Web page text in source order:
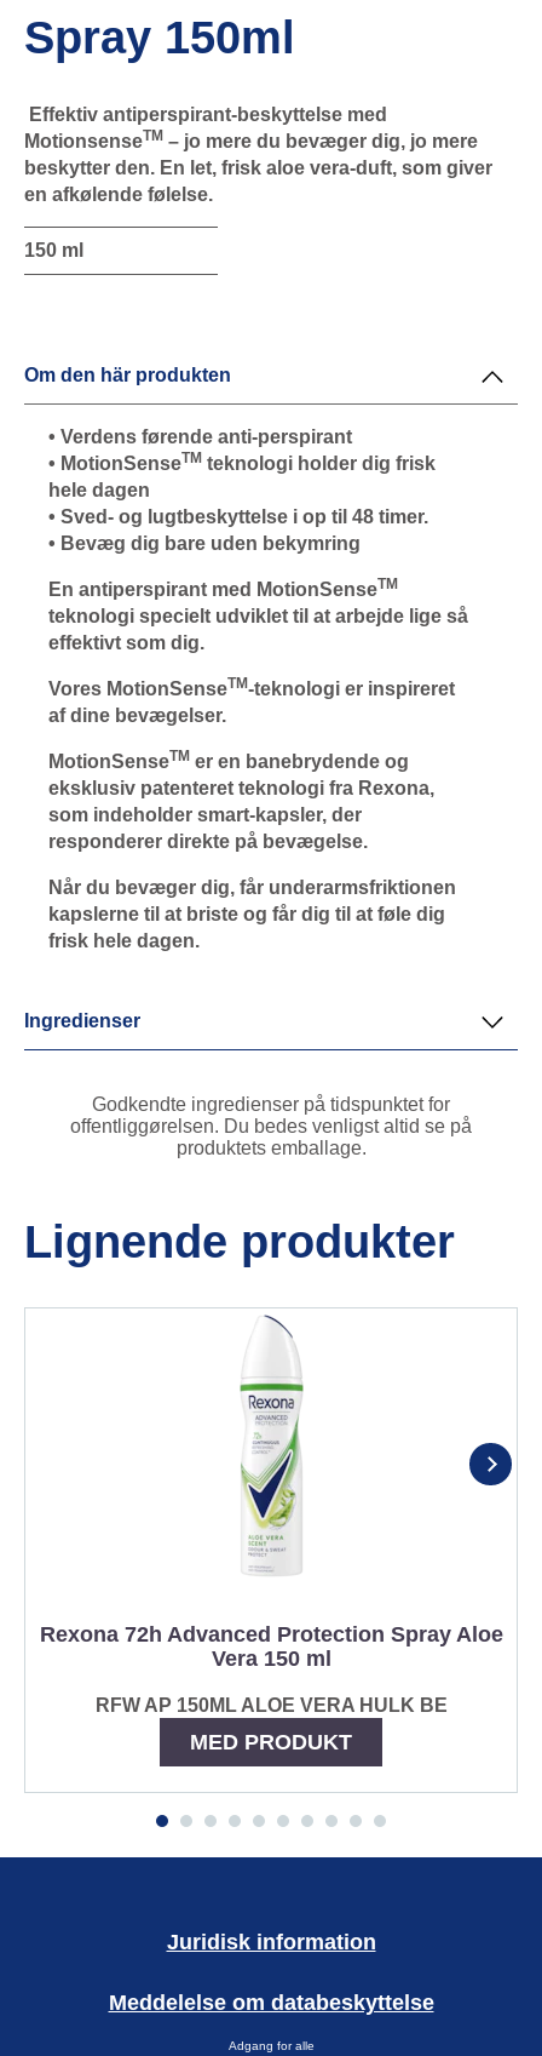
Spray 150ml
Effektiv antiperspirant-beskyttelse med
MotionsenseTM – jo mere du bevæger dig, jo mere
beskytter den. En let, frisk aloe vera-duft, som giver
en afkølende følelse.
150 ml
Om den här produkten
• Verdens førende anti-perspirant
• MotionSenseTM teknologi holder dig frisk
hele dagen
• Sved- og lugtbeskyttelse i op til 48 timer.
• Bevæg dig bare uden bekymring
En antiperspirant med MotionSenseTM
teknologi specielt udviklet til at arbejde lige så
effektivt som dig.
Vores MotionSenseTM-teknologi er inspireret
af dine bevægelser.
MotionSenseTM er en banebrydende og
eksklusiv patenteret teknologi fra Rexona,
som indeholder smart-kapsler, der
responderer direkte på bevægelse.
Når du bevæger dig, får underarmsfriktionen
kapslerne til at briste og får dig til at føle dig
frisk hele dagen.
Ingredienser
Godkendte ingredienser på tidspunktet for
offentliggørelsen. Du bedes venligst altid se på
produktets emballage.
Lignende produkter
Rexona 72h Advanced Protection Spray Aloe
Vera 150 ml
RFW AP 150ML ALOE VERA HULK BE
MED PRODUKT
Juridisk information
Meddelelse om databeskyttelse
Adgang for alle